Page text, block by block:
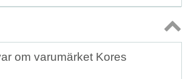
Topp
om varumärket Kores